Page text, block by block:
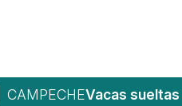
CAMPECHEVacas